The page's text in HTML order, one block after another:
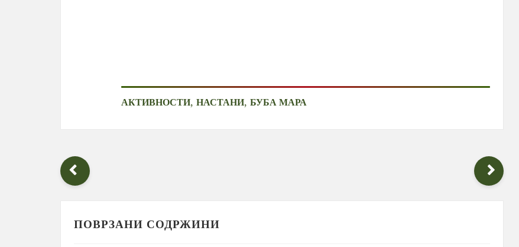
АКТИВНОСТИ, НАСТАНИ, БУБА МАРА
ПОВРЗАНИ СОДРЖИНИ